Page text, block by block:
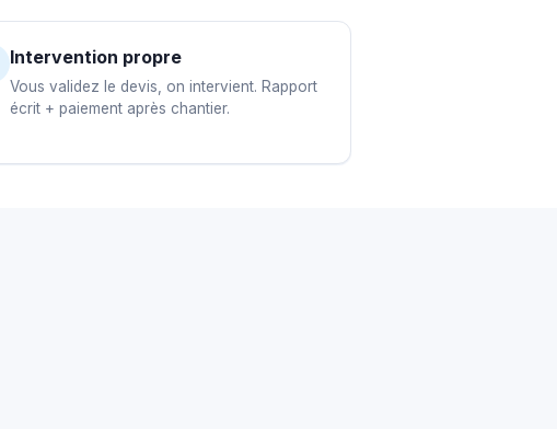
Intervention propre
Vous validez le devis, on intervient. Rapport
écrit + paiement après chantier.